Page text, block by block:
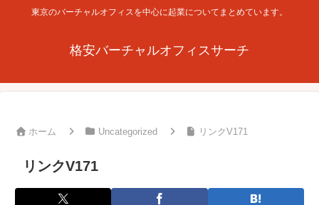
東京のバーチャルオフィスを中心に起業についてまとめています。
格安バーチャルオフィスサーチ
ホーム Uncategorized リンクV171
リンクV171